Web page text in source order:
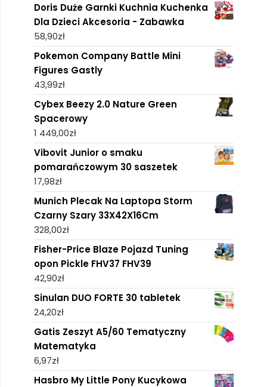
Doris Duże Garnki Kuchnia Kuchenka
Dla Dzieci Akcesoria - Zabawka
58,90zł
Pokemon Company Battle Mini
Figures Gastly
43,99zł
Cybex Beezy 2.0 Nature Green
Spacerowy
1 449,00zł
Vibovit Junior o smaku
pomarańczowym 30 saszetek
17,98zł
Munich Plecak Na Laptopa Storm
Czarny Szary 33X42X16Cm
328,00zł
Fisher-Price Blaze Pojazd Tuning
opon Pickle FHV37 FHV39
42,90zł
Sinulan DUO FORTE 30 tabletek
24,20zł
Gatis Zeszyt A5/60 Tematyczny
Matematyka
6,97zł
Hasbro My Little Pony Kucykowa